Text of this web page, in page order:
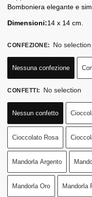
Bomboniera elegante e
Dimensioni:14 x 14 cm.
CONFEZIONE: No selection
Nessuna confezione
CONFETTI: No selection
Nessun confetto
Cioccolato Rosa
Mandorla Argento
Mandorla Oro Mandorla